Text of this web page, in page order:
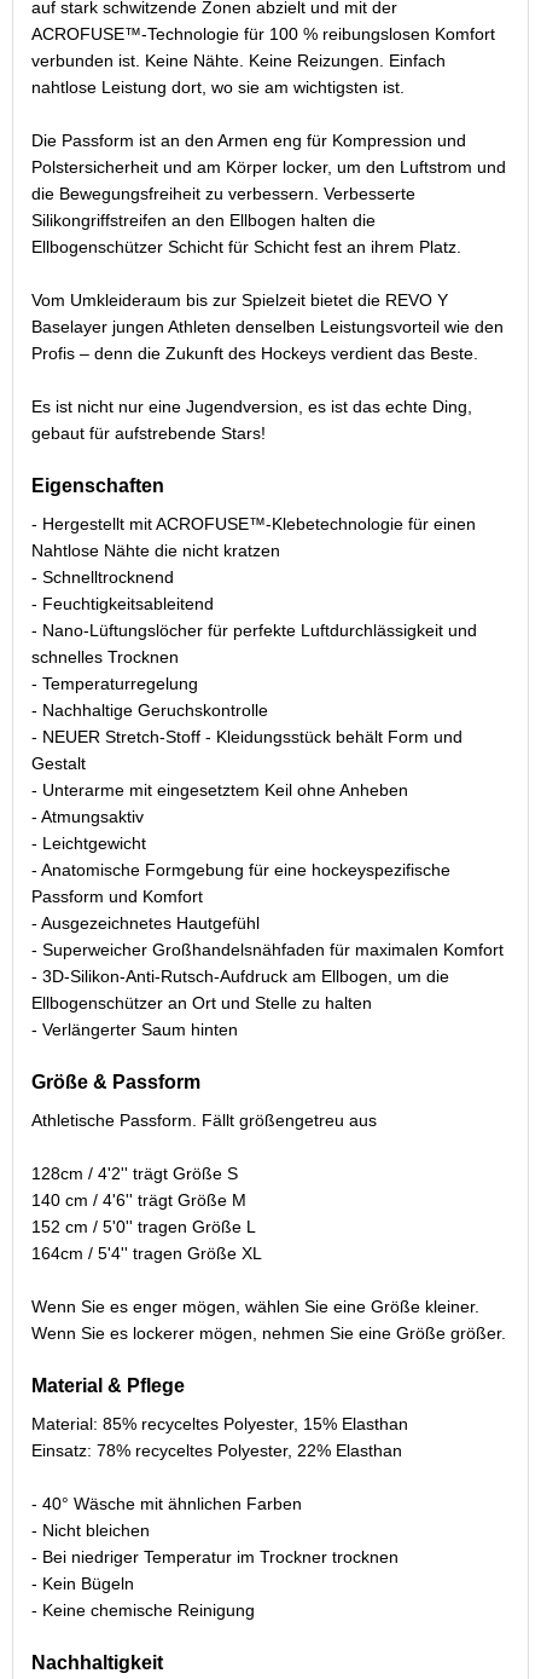
auf stark schwitzende Zonen abzielt und mit der
ACROFUSE™-Technologie für 100 % reibungslosen Komfort
verbunden ist. Keine Nähte. Keine Reizungen. Einfach
nahtlose Leistung dort, wo sie am wichtigsten ist.
Die Passform ist an den Armen eng für Kompression und
Polstersicherheit und am Körper locker, um den Luftstrom und
die Bewegungsfreiheit zu verbessern. Verbesserte
Silikongriffstreifen an den Ellbogen halten die
Ellbogenschützer Schicht für Schicht fest an ihrem Platz.
Vom Umkleideraum bis zur Spielzeit bietet die REVO Y
Baselayer jungen Athleten denselben Leistungsvorteil wie den
Profis – denn die Zukunft des Hockeys verdient das Beste.
Es ist nicht nur eine Jugendversion, es ist das echte Ding,
gebaut für aufstrebende Stars!
Eigenschaften
- Hergestellt mit ACROFUSE™-Klebetechnologie für einen
Nahtlose Nähte die nicht kratzen
- Schnelltrocknend
- Feuchtigkeitsableitend
- Nano-Lüftungslöcher für perfekte Luftdurchlässigkeit und
schnelles Trocknen
- Temperaturregelung
- Nachhaltige Geruchskontrolle
- NEUER Stretch-Stoff - Kleidungsstück behält Form und
Gestalt
- Unterarme mit eingesetztem Keil ohne Anheben
- Atmungsaktiv
- Leichtgewicht
- Anatomische Formgebung für eine hockeyspezifische
Passform und Komfort
- Ausgezeichnetes Hautgefühl
- Superweicher Großhandelsnähfaden für maximalen Komfort
- 3D-Silikon-Anti-Rutsch-Aufdruck am Ellbogen, um die
Ellbogenschützer an Ort und Stelle zu halten
- Verlängerter Saum hinten
Größe & Passform
Athletische Passform. Fällt größengetreu aus
128cm / 4'2'' trägt Größe S
140 cm / 4'6'' trägt Größe M
152 cm / 5'0'' tragen Größe L
164cm / 5'4'' tragen Größe XL
Wenn Sie es enger mögen, wählen Sie eine Größe kleiner.
Wenn Sie es lockerer mögen, nehmen Sie eine Größe größer.
Material & Pflege
Material: 85% recyceltes Polyester, 15% Elasthan
Einsatz: 78% recyceltes Polyester, 22% Elasthan
- 40° Wäsche mit ähnlichen Farben
- Nicht bleichen
- Bei niedriger Temperatur im Trockner trocknen
- Kein Bügeln
- Keine chemische Reinigung
Nachhaltigkeit